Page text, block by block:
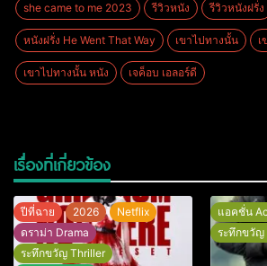
she came to me 2023 รีวิวหนัง รีวิวหนังฝรั่ง
หนังฝรั่ง He Went That Way เขาไปทางนั้น
เขาไปทางนั้น หนัง เจค็อบ เอลอร์ดี
เรื่องที่เกี่ยวข้อง
ปีที่ฉาย 2026
Netflix
ดราม่า Drama
ระทึกขวัญ Thriller
แอคชั่น
ระทึกขวัญ